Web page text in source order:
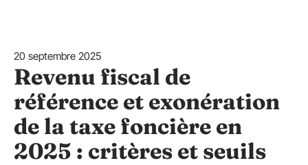
20 septembre 2025
Revenu fiscal de
référence et exonération
de la taxe foncière en
2025 : critères et seuils